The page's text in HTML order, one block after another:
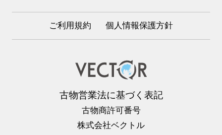
ご利用規約 個人情報保護方針
古物営業法に基づく表記
古物商許可番号
株式会社ベクトル